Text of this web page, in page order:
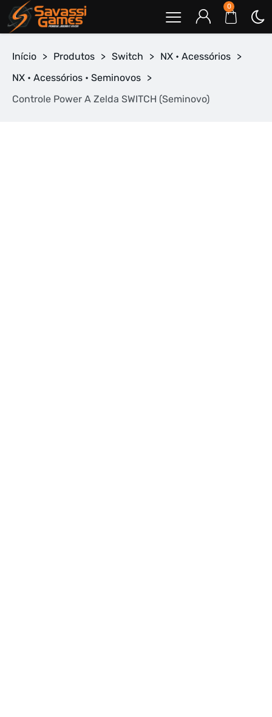
0
Início > Produtos > Switch > NX • Acessórios >
NX • Acessórios • Seminovos >
Controle Power A Zelda SWITCH (Seminovo)